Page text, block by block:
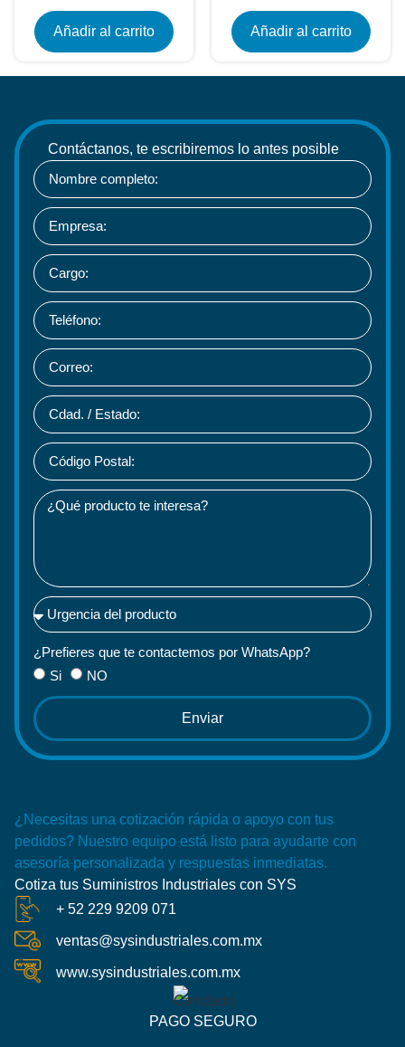
Añadir al carrito Añadir al carrito
¿Necesitas una cotización rápida o apoyo con tus
pedidos? Nuestro equipo está listo para ayudarte con
asesoría personalizada y respuestas inmediatas.
Cotiza tus Suministros Industriales con SYS
+ 52 229 9209 071
ventas@sysindustriales.com.mx
www.sysindustriales.com.mx
PAGO SEGURO
Contáctanos, te escribiremos lo antes posible
¿Prefieres que te contactemos por WhatsApp?
Si
NO
Enviar